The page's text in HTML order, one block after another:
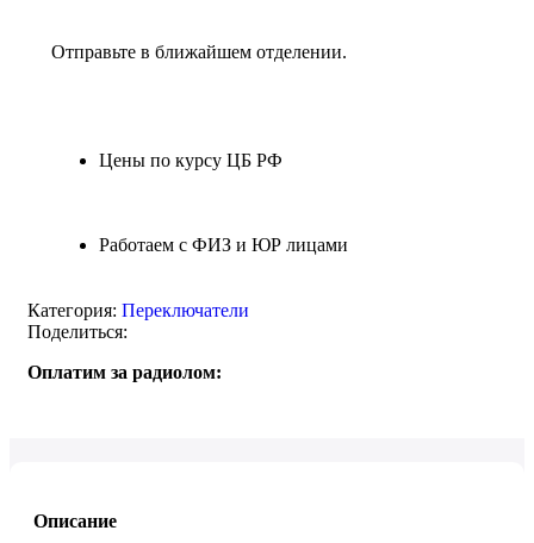
Отправьте в ближайшем отделении.
Цены по курсу ЦБ РФ
Работаем с ФИЗ и ЮР лицами
Категория: Переключатели
Поделиться:
Оплатим за радиолом:
Описание